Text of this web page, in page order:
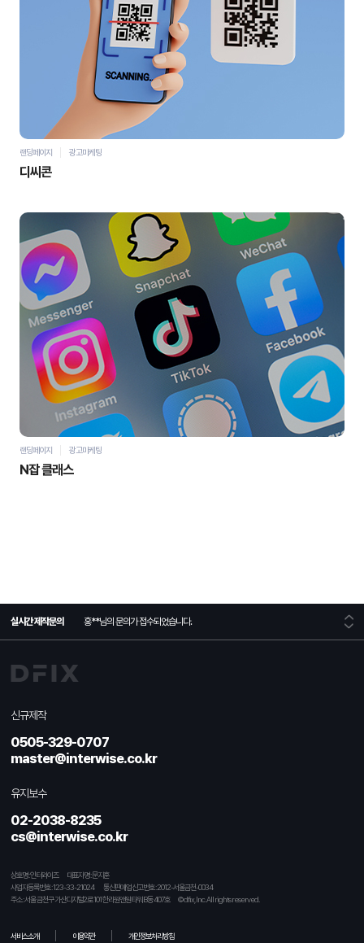
자세히 보기 바로가기
랜딩페이지 광고마케팅
디씨콘
자세히 보기 바로가기
랜딩페이지 광고마케팅
N잡 클래스
실시간 제작문의 홍**님의 문의가 접수되었습니다.
홍**님의 문의가 접수되었습니다.
신규제작
0505-329-0707
master@interwise.co.kr
유지보수
02-2038-8235
cs@interwise.co.kr
상호명 : 인터와이즈
대표자명 : 문지훈
사업자등록번호 : 123-33-21024
통신판매업신고번호 : 2012-서울금천-0034
주소 : 서울 금천구 가산디지털2로 101 한라원앤원타워 B동 407호
© dfix, Inc. All rights reserved.
서비스소개 이용약관 개인정보처리방침